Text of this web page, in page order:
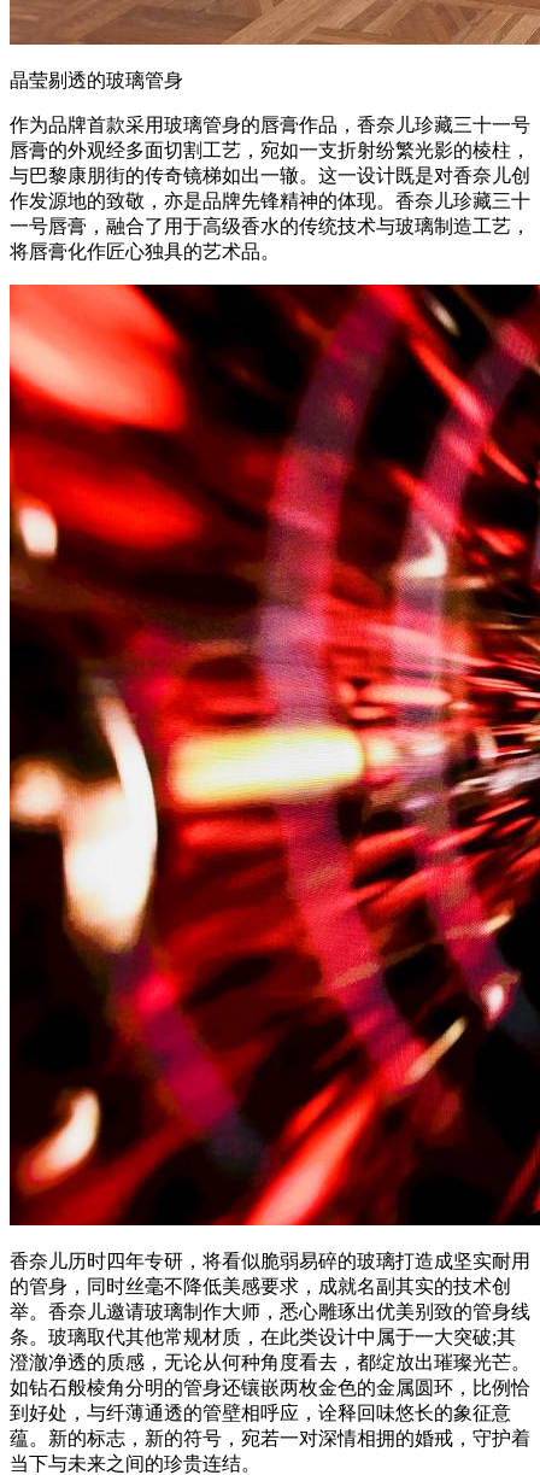
晶莹剔透的玻璃管身
作为品牌首款采用玻璃管身的唇膏作品，香奈儿珍藏三十一号
唇膏的外观经多面切割工艺，宛如一支折射纷繁光影的棱柱，
与巴黎康朋街的传奇镜梯如出一辙。这一设计既是对香奈儿创
作发源地的致敬，亦是品牌先锋精神的体现。香奈儿珍藏三十
一号唇膏，融合了用于高级香水的传统技术与玻璃制造工艺，
将唇膏化作匠心独具的艺术品。
香奈儿历时四年专研，将看似脆弱易碎的玻璃打造成坚实耐用
的管身，同时丝毫不降低美感要求，成就名副其实的技术创
举。香奈儿邀请玻璃制作大师，悉心雕琢出优美别致的管身线
条。玻璃取代其他常规材质，在此类设计中属于一大突破;其
澄澈净透的质感，无论从何种角度看去，都绽放出璀璨光芒。
如钻石般棱角分明的管身还镶嵌两枚金色的金属圆环，比例恰
到好处，与纤薄通透的管壁相呼应，诠释回味悠长的象征意
蕴。新的标志，新的符号，宛若一对深情相拥的婚戒，守护着
当下与未来之间的珍贵连结。